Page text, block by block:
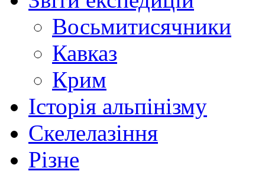
Восьмитисячники
Кавказ
Крим
Історія альпінізму
Скелелазіння
Різне